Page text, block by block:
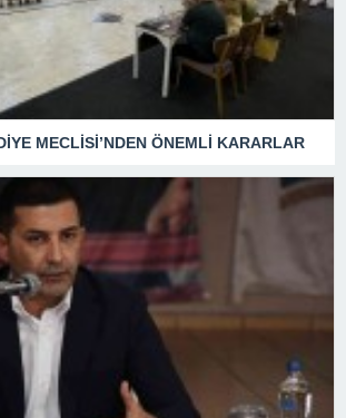
MECLİSİ’NDEN ÖNEMLİ KARARLAR